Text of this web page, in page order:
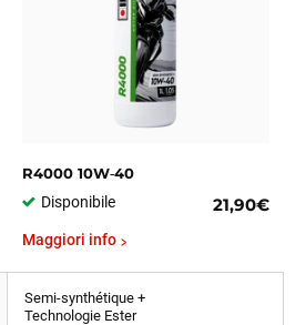
R4000 10W‑40
Disponibile
21,90€
Maggiori info
Semi-synthétique +
Technologie Ester